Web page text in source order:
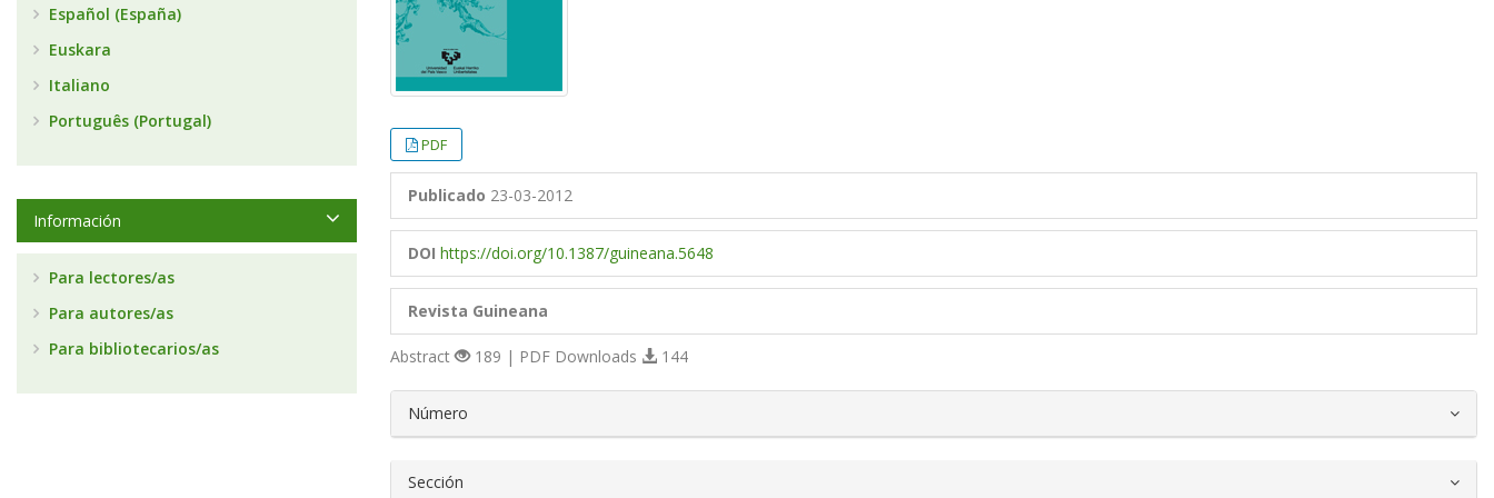
PDF
Publicado 23-03-2012
DOI https://doi.org/10.1387/guineana.5648
Revista Guineana
Abstract 189 | PDF Downloads 144
##plugins.themes.bootstrap3.article.details##
Número
Sección
Español (España)
Euskara
Italiano
Português (Portugal)
Información
Para lectores/as
Para autores/as
Para bibliotecarios/as